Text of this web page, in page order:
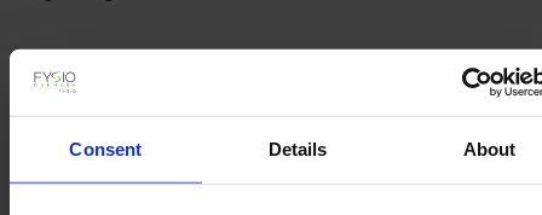
Consent Details About
Hvilke øvelser kan jeg
lave med slynger?